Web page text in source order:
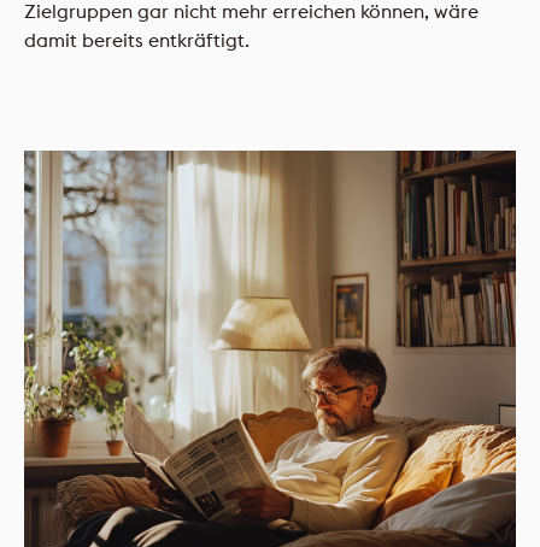
Zielgruppen gar nicht mehr erreichen können, wäre
damit bereits entkräftigt.